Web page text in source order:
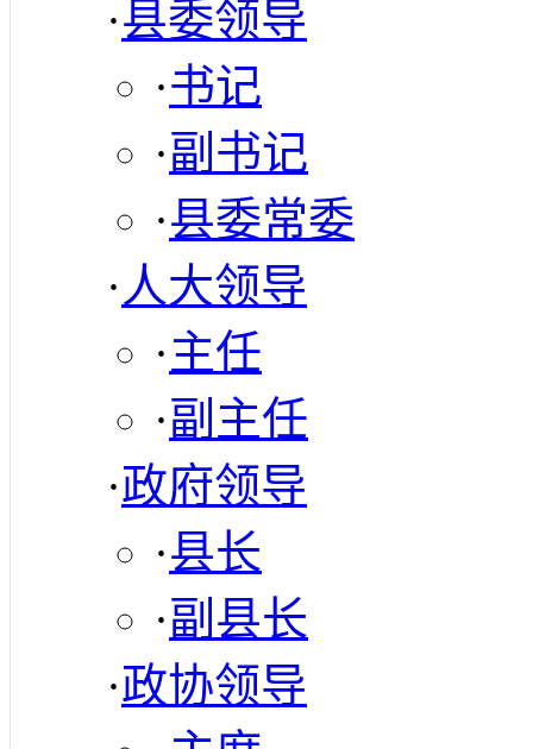
·县委领导
·书记
·副书记
·县委常委
· 人大领导
·主任
·副主任
·政府领导
·县长
·副县长
·政协领导